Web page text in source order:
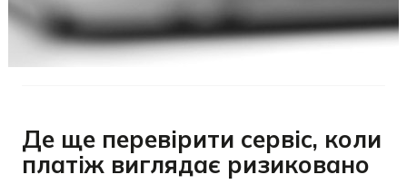
Де ще перевірити сервіс, коли
платіж виглядає ризиковано